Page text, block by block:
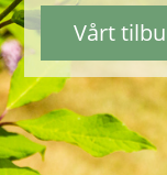
Vårt